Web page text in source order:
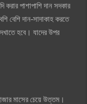
পাশাপাশি দান সদকার
বেশি দান-সাদাকাহ করতে
হবে। যাদের উপর
মাসের চেয়ে উত্তম।